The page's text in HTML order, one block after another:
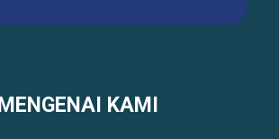
MENGENAI KAMI